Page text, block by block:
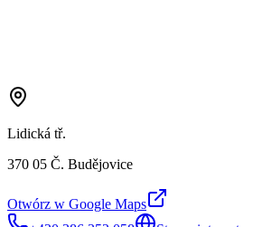
Lidická tř.
370 05 Č. Budějovice
Otwórz w Google Maps